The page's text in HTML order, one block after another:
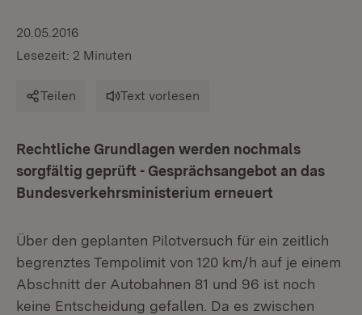
20.05.2016
Lesezeit: 2 Minuten
Teilen Text vorlesen
Rechtliche Grundlagen werden nochmals
sorgfältig geprüft - Gesprächsangebot an das
Bundesverkehrsministerium erneuert
Über den geplanten Pilotversuch für ein zeitlich
begrenztes Tempolimit von 120 km/h auf je einem
Abschnitt der Autobahnen 81 und 96 ist noch
keine Entscheidung gefallen. Da es zwischen